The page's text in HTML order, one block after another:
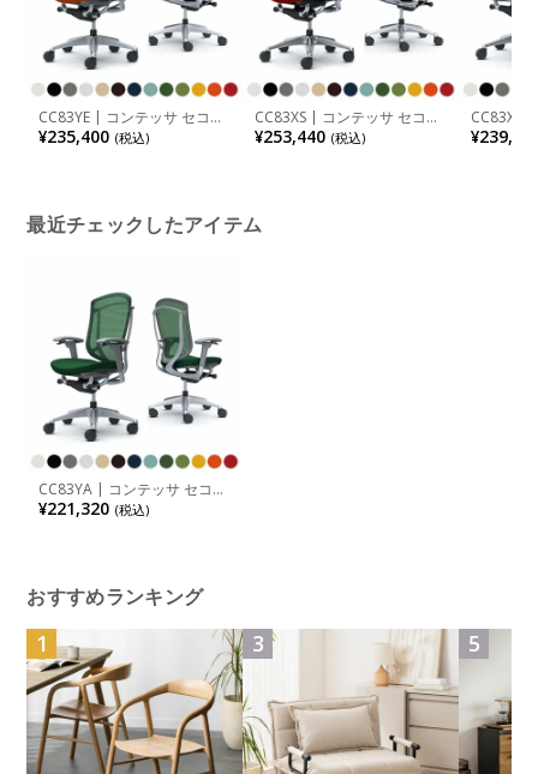
CC83YE | コンテッサ セコン
ダ Contessa II 2 ハイバック
座クッション アジャストアー
¥235,400 (税込)
CC83XS | コンテッサ セコン
ダ Contessa II 2 ハイバック
座クッション アジャストアー
¥253,440 (税込)
CC83XW
ダ
座クッシ
最近チェックしたアイテム
CC83YA | コンテッサ セコン
ダ Contessa II 2 ハイバック
座クッション アジャストアー
¥221,320 (税込)
おすすめランキング
1 3 5